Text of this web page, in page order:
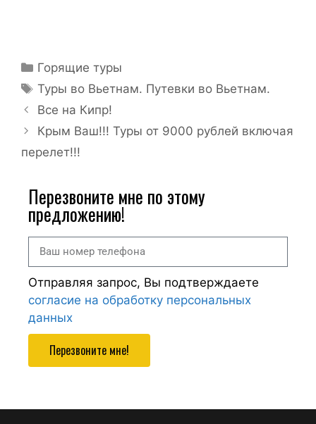
Горящие туры
Туры во Вьетнам. Путевки во Вьетнам.
Все на Кипр!
Крым Ваш!!! Туры от 9000 рублей включая
перелет!!!
Перезвоните мне по этому
предложению!
Отправляя запрос, Вы подтверждаете
согласие на обработку персональных
данных
Перезвоните мне!